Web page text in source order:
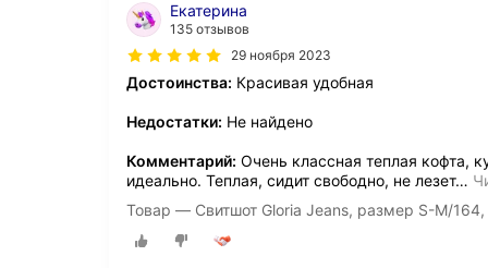
Екатерина
135 отзывов
29 ноября 2023
Достоинства: Красивая удобная
Недостатки: Не найдено
Комментарий: Очень классная теплая кофта,
идеально. Теплая, сидит свободно, не лезет…
Товар — Свитшот Gloria Jeans, размер S-M/